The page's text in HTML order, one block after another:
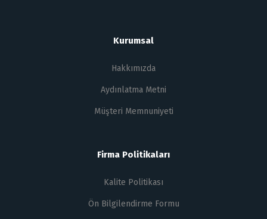
Kurumsal
Hakkımızda
Aydınlatma Metni
Müşteri Memnuniyeti
Firma Politikaları
Kalite Politikası
Ön Bilgilendirme Formu